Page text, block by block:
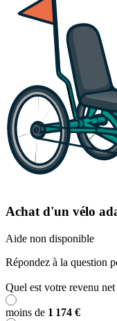
Achat d'un vélo
Aide non disponible
Répondez à la question
Quel est votre revenu
moins de 1 174 €